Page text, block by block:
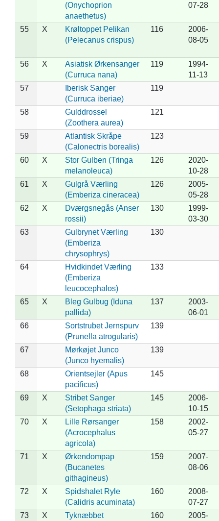
(Onychoprion
anaethetus)
07-28
55 X
Krøltoppet Pelikan
(Pelecanus crispus)
116
2006-
08-05
56 X
Asiatisk Ørkensanger
(Curruca nana)
119
1994-
11-13
57
Iberisk Sanger
(Curruca iberiae)
119
58
Gulddrossel
(Zoothera aurea)
121
59
Atlantisk Skråpe
(Calonectris borealis)
123
60 X
Stor Gulben (Tringa
melanoleuca)
126
2020-
10-28
61
X
Gulgrå Værling
(Emberiza cineracea)
126
2005-
05-28
62
X
Dværgsnegås (Anser
rossii)
130
1999-
03-30
63
Gulbrynet Værling
(Emberiza
chrysophrys)
130
64
Hvidkindet Værling
(Emberiza
leucocephalos)
133
65 X
Bleg Gulbug (Iduna
pallida)
137
2003-
06-01
66
Sortstrubet Jernspurv
(Prunella atrogularis)
139
67
Mørkøjet Junco
(Junco hyemalis)
139
68
Orientsejler (Apus
pacificus)
145
69 X
Stribet Sanger
(Setophaga striata)
145
2006-
10-15
70
X
Lille Rørsanger
(Acrocephalus
agricola)
158
2002-
05-27
71 X
Ørkendompap
(Bucanetes
githagineus)
159
2007-
08-06
72 X
Spidshalet Ryle
(Calidris acuminata)
160
2008-
07-27
73
X
Tyknæbbet
160
2005-